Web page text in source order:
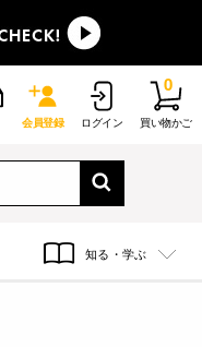
会員登録 ログイン 買い物かご
0
知る・学ぶ